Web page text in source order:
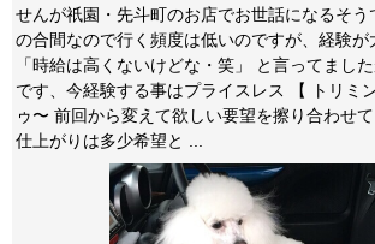
せんが祇園・先斗町のお店でお世話になるそ
の合間なので行く頻度は低いのですが、経験が
「時給は高くないけどな・笑」 と言ってまし
です、今経験する事はプライスレス 【 トリミ
ゥ〜 前回から変えて欲しい要望を擦り合わせ
仕上がりは多少希望と ...